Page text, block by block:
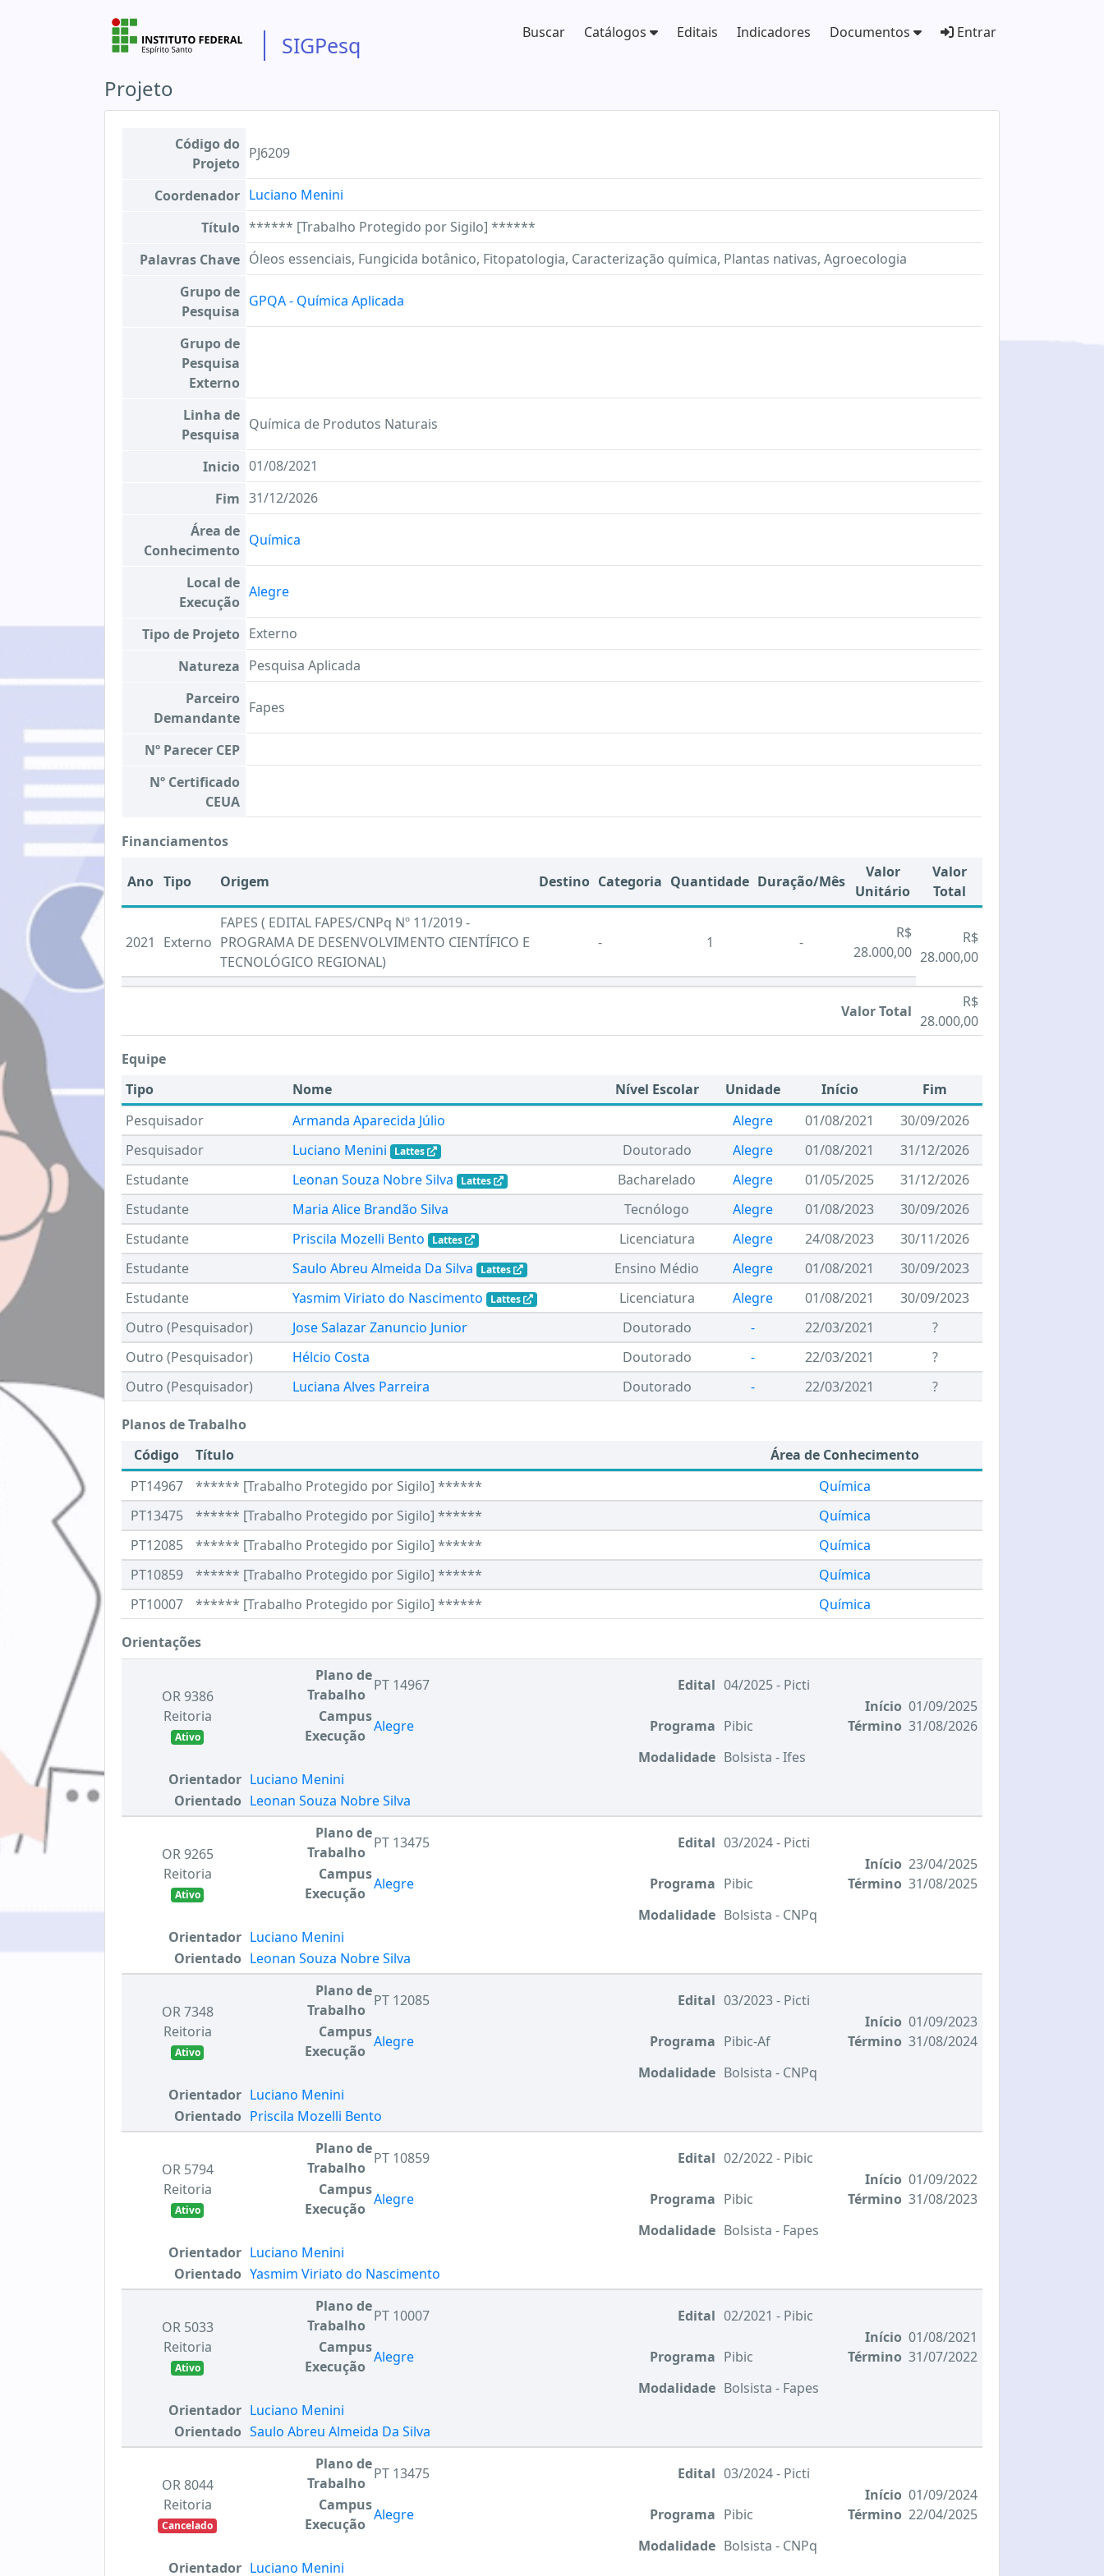
SIGPesq Buscar Catálogos Editais Indicadores Documentos Entrar
Projeto
Código do
Projeto
PJ6209
Coordenador Luciano Menini
Título ****** [Trabalho Protegido por Sigilo] ******
Palavras Chave Óleos essenciais, Fungicida botânico, Fitopatologia, Caracterização química, Plantas nativas, Agroecologia
Grupo de
Pesquisa
GPQA - Química Aplicada
Grupo de
Pesquisa
Externo
Linha de
Pesquisa
Química de Produtos Naturais
Inicio 01/08/2021
Fim 31/12/2026
Área de
Conhecimento
Química
Local de
Execução
Alegre
Tipo de Projeto Externo
Natureza Pesquisa Aplicada
Parceiro
Demandante
Fapes
Nº Parecer CEP
Nº Certificado
CEUA
Financiamentos
Ano Tipo Origem Destino Categoria Quantidade Duração/Mês
Valor
Unitário
Valor
Total
2021 Externo
FAPES ( EDITAL FAPES/CNPq Nº 11/2019 -
PROGRAMA DE DESENVOLVIMENTO CIENTÍFICO E
TECNOLÓGICO REGIONAL)
- 1 -
R$
28.000,00
R$
28.000,00
Valor Total
R$
28.000,00
Equipe
Tipo
Nome Nível Escolar Unidade Início
Fim
Pesquisador
Armanda Aparecida Júlio Alegre 01/08/2021
30/09/2026
Pesquisador
Luciano Menini Lattes Doutorado Alegre 01/08/2021
31/12/2026
Estudante
Leonan Souza Nobre Silva Lattes Bacharelado Alegre 01/05/2025
31/12/2026
Estudante
Maria Alice Brandão Silva Tecnólogo Alegre 01/08/2023
30/09/2026
Estudante
Priscila Mozelli Bento Lattes Licenciatura Alegre 24/08/2023
30/11/2026
Estudante
Saulo Abreu Almeida Da Silva Lattes Ensino Médio Alegre 01/08/2021
30/09/2023
Estudante
Yasmim Viriato do Nascimento Lattes Licenciatura Alegre 01/08/2021
30/09/2023
Outro (Pesquisador)
Jose Salazar Zanuncio Junior Doutorado - 22/03/2021
?
Outro (Pesquisador)
Hélcio Costa Doutorado - 22/03/2021
?
Outro (Pesquisador)
Luciana Alves Parreira Doutorado - 22/03/2021 ?
Planos de Trabalho
Código
Título
Área de Conhecimento
PT14967
****** [Trabalho Protegido por Sigilo] ******
Química
PT13475
****** [Trabalho Protegido por Sigilo] ******
Química
PT12085
****** [Trabalho Protegido por Sigilo] ******
Química
PT10859
****** [Trabalho Protegido por Sigilo] ******
Química
PT10007
****** [Trabalho Protegido por Sigilo] ****** Química
Orientações
OR 9386
Reitoria
Ativo
Plano de
Trabalho
PT 14967 Edital 04/2025 - Picti
Campus
Execução
Alegre Programa Pibic
Modalidade Bolsista - Ifes
Início 01/09/2025
Término 31/08/2026
Orientador Luciano Menini
Orientado Leonan Souza Nobre Silva
OR 9265
Reitoria
Ativo
Plano de
Trabalho
PT 13475 Edital 03/2024 - Picti
Campus
Execução
Alegre Programa Pibic
Modalidade Bolsista - CNPq
Início 23/04/2025
Término 31/08/2025
Orientador Luciano Menini
Orientado Leonan Souza Nobre Silva
OR 7348
Reitoria
Ativo
Plano de
Trabalho
PT 12085 Edital 03/2023 - Picti
Campus
Execução
Alegre Programa Pibic-Af
Modalidade Bolsista - CNPq
Início 01/09/2023
Término 31/08/2024
Orientador Luciano Menini
Orientado Priscila Mozelli Bento
OR 5794
Reitoria
Ativo
Plano de
Trabalho
PT 10859 Edital 02/2022 - Pibic
Campus
Execução
Alegre Programa Pibic
Modalidade Bolsista - Fapes
Início 01/09/2022
Término 31/08/2023
Orientador Luciano Menini
Orientado Yasmim Viriato do Nascimento
OR 5033
Reitoria
Ativo
Plano de
Trabalho
PT 10007 Edital 02/2021 - Pibic
Campus
Execução
Alegre Programa Pibic
Modalidade Bolsista - Fapes
Início 01/08/2021
Término 31/07/2022
Orientador Luciano Menini
Orientado Saulo Abreu Almeida Da Silva
OR 8044
Reitoria
Cancelado
Plano de
Trabalho
PT 13475 Edital 03/2024 - Picti
Campus
Execução
Alegre Programa Pibic
Modalidade Bolsista - CNPq
Início 01/09/2024
Término 22/04/2025
Orientador Luciano Menini